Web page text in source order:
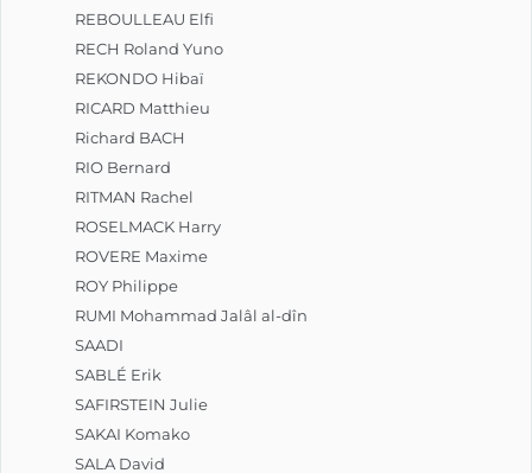
REBOULLEAU Elfi
RECH Roland Yuno
REKONDO Hibaï
RICARD Matthieu
Richard BACH
RIO Bernard
RITMAN Rachel
ROSELMACK Harry
ROVERE Maxime
ROY Philippe
RUMI Mohammad Jalâl al-dîn
SAADI
SABLÉ Erik
SAFIRSTEIN Julie
SAKAI Komako
SALA David